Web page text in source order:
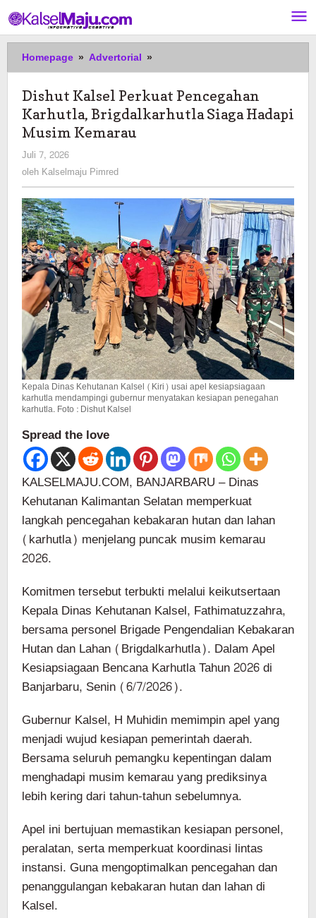
ke
konten
Homepage » Advertorial »
Kalsel
Perkuat
Pencegahan
Karhutla,
Kemarau
Dishut Kalsel Perkuat Pencegahan
Karhutla, Brigdalkarhutla Siaga Hadapi
Musim Kemarau
Juli 7, 2026
Kalselmaju
Pimred
oleh Kalselmaju Pimred
Kepala Dinas Kehutanan Kalsel (Kiri) usai apel kesiapsiagaan
karhutla mendampingi gubernur menyatakan kesiapan penegahan
karhutla. Foto : Dishut Kalsel
Spread the love
KALSELMAJU.COM, BANJARBARU – Dinas
Kehutanan Kalimantan Selatan memperkuat
langkah pencegahan kebakaran hutan dan lahan
(karhutla) menjelang puncak musim kemarau
2026.
Komitmen tersebut terbukti melalui keikutsertaan
Kepala Dinas Kehutanan Kalsel, Fathimatuzzahra,
bersama personel Brigade Pengendalian Kebakaran
Hutan dan Lahan (Brigdalkarhutla). Dalam Apel
Kesiapsiagaan Bencana Karhutla Tahun 2026 di
Banjarbaru, Senin (6/7/2026).
Gubernur Kalsel, H Muhidin memimpin apel yang
menjadi wujud kesiapan pemerintah daerah.
Bersama seluruh pemangku kepentingan dalam
menghadapi musim kemarau yang prediksinya
lebih kering dari tahun-tahun sebelumnya.
Apel ini bertujuan memastikan kesiapan personel,
peralatan, serta memperkuat koordinasi lintas
instansi. Guna mengoptimalkan pencegahan dan
penanggulangan kebakaran hutan dan lahan di
Kalsel.